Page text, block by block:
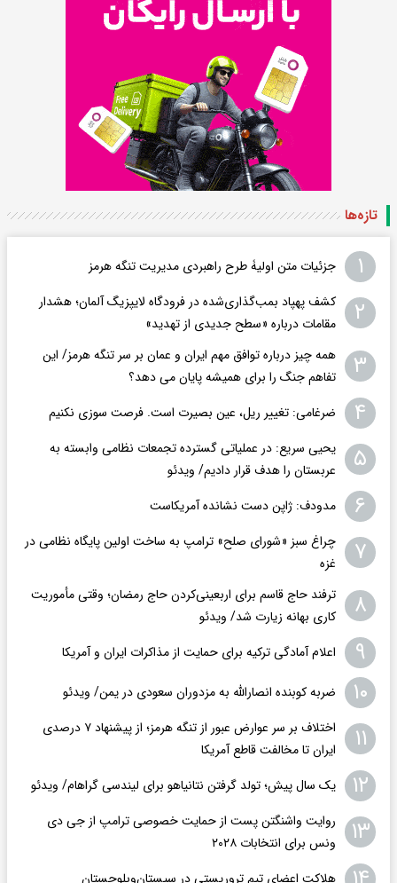
تازه‌ها
۱ جزئیات متن اولیۀ طرح راهبردی مدیریت تنگه هرمز
۲
کشف پهپاد بمب‌گذاری‌شده در فرودگاه لایپزیگ آلمان؛ هشدار
مقامات درباره «سطح جدیدی از تهدید»
۳
همه چیز درباره توافق مهم ایران و عمان بر سر تنگه هرمز/ این
تفاهم جنگ را برای همیشه پایان می دهد؟
۴ ضرغامی: تغییر ریل، عین بصیرت است. فرصت سوزی نکنیم
۵
یحیی سریع: در عملیاتی گسترده تجمعات نظامی وابسته به
عربستان را هدف قرار دادیم/ ویدئو
۶ مدودف: ژاپن دست نشانده آمریکاست
۷
چراغ سبز «شورای صلح» ترامپ به ساخت اولین پایگاه نظامی در
غزه
۸
ترفند حاج قاسم برای اربعینی‌کردن حاج رمضان؛ وقتی مأموریت
کاری بهانه زیارت شد/ ویدئو
۹ اعلام آمادگی ترکیه برای حمایت از مذاکرات ایران و آمریکا
۱۰ ضربه کوبنده انصارالله به مزدوران سعودی در یمن/ ویدئو
۱۱
اختلاف بر سر عوارض عبور از تنگه هرمز؛ از پیشنهاد ۷ درصدی
ایران تا مخالفت قاطع آمریکا
۱۲ یک سال پیش؛ تولد گرفتن نتانیاهو برای لیندسی گراهام/ ویدئو
۱۳
روایت واشنگتن پست از حمایت خصوصی ترامپ از جی دی
ونس برای انتخابات ۲۰۲۸
هلاکت اعضای تیم تروریستی در سیستان‌وبلوچستان